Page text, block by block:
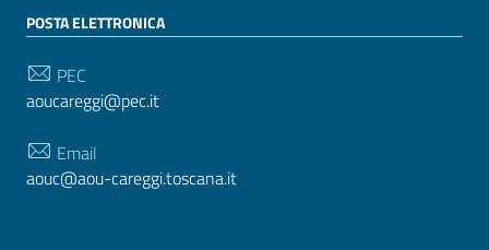
POSTA ELETTRONICA
PEC
aoucareggi@pec.it
Email
aouc@aou-careggi.toscana.it